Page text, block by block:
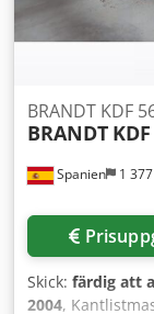
Spanien 1
BRANDT KDF
BRANDT
Skick: färdig att
2004,